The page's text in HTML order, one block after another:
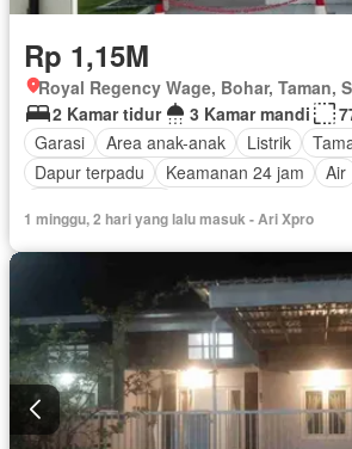
Rp 1,15M
2 Kamar tidur
3 Kamar mandi
Garasi
Area anak-anak Listrik
Dapur terpadu
Keamanan 24 jam Air
1 minggu, 2 hari yang lalu masuk - Ari Xpro